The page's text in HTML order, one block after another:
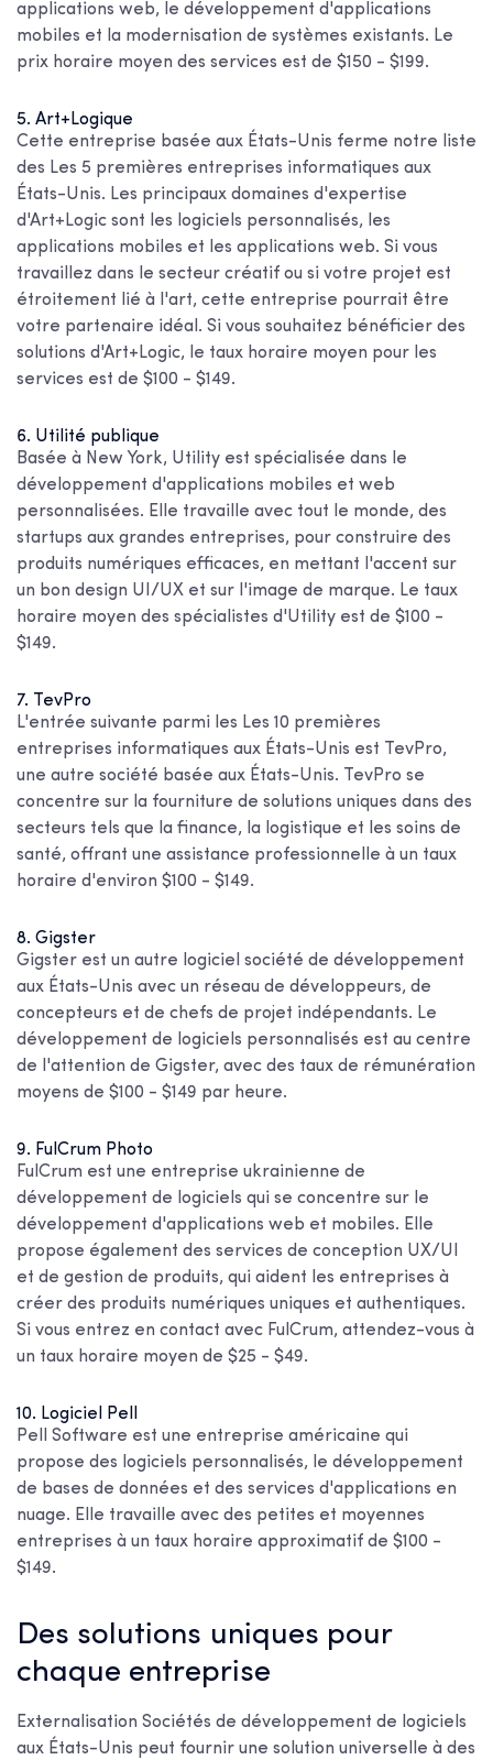
applications web, le développement d'applications
mobiles et la modernisation de systèmes existants. Le
prix horaire moyen des services est de $150 - $199.
5. Art+Logique
Cette entreprise basée aux États-Unis ferme notre liste
des Les 5 premières entreprises informatiques aux
États-Unis. Les principaux domaines d'expertise
d'Art+Logic sont les logiciels personnalisés, les
applications mobiles et les applications web. Si vous
travaillez dans le secteur créatif ou si votre projet est
étroitement lié à l'art, cette entreprise pourrait être
votre partenaire idéal. Si vous souhaitez bénéficier des
solutions d'Art+Logic, le taux horaire moyen pour les
services est de $100 - $149.
6. Utilité publique
Basée à New York, Utility est spécialisée dans le
développement d'applications mobiles et web
personnalisées. Elle travaille avec tout le monde, des
startups aux grandes entreprises, pour construire des
produits numériques efficaces, en mettant l'accent sur
un bon design UI/UX et sur l'image de marque. Le taux
horaire moyen des spécialistes d'Utility est de $100 -
$149.
7. TevPro
L'entrée suivante parmi les Les 10 premières
entreprises informatiques aux États-Unis est TevPro,
une autre société basée aux États-Unis. TevPro se
concentre sur la fourniture de solutions uniques dans des
secteurs tels que la finance, la logistique et les soins de
santé, offrant une assistance professionnelle à un taux
horaire d'environ $100 - $149.
8. Gigster
Gigster est un autre logiciel société de développement
aux États-Unis avec un réseau de développeurs, de
concepteurs et de chefs de projet indépendants. Le
développement de logiciels personnalisés est au centre
de l'attention de Gigster, avec des taux de rémunération
moyens de $100 - $149 par heure.
9. FulCrum Photo
FulCrum est une entreprise ukrainienne de
développement de logiciels qui se concentre sur le
développement d'applications web et mobiles. Elle
propose également des services de conception UX/UI
et de gestion de produits, qui aident les entreprises à
créer des produits numériques uniques et authentiques.
Si vous entrez en contact avec FulCrum, attendez-vous à
un taux horaire moyen de $25 - $49.
10. Logiciel Pell
Pell Software est une entreprise américaine qui
propose des logiciels personnalisés, le développement
de bases de données et des services d'applications en
nuage. Elle travaille avec des petites et moyennes
entreprises à un taux horaire approximatif de $100 -
$149.
Des solutions uniques pour
chaque entreprise
Externalisation Sociétés de développement de logiciels
aux États-Unis peut fournir une solution universelle à des